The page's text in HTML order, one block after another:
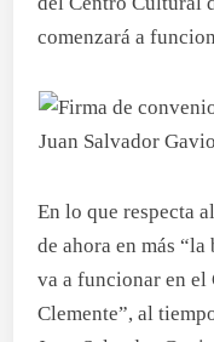
comenzará a
En lo que respecta
de ahora en más
va a funcionar en el
Clemente”, al